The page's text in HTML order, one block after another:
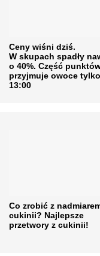
Ceny wiśni dziś.
W skupach spadły
o 40%. Część
przyjmuje owoce
13:00
Co zrobić z
cukinii? Najlepsze
przetwory z cukinii!